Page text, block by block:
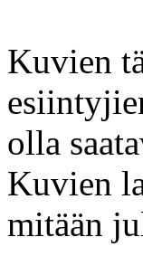
Kuvien
olla
Kuvien
mitään